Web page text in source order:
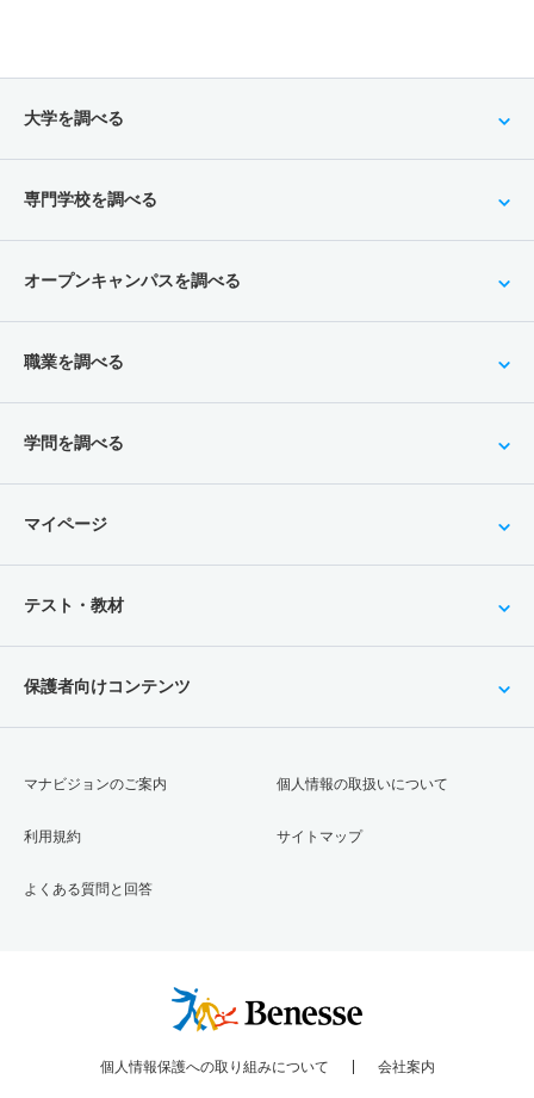
大学を調べる
専門学校を調べる
オープンキャンパスを調べる
職業を調べる
学問を調べる
マイページ
テスト・教材
保護者向けコンテンツ
マナビジョンのご案内
利用規約
よくある質問と回答
個人情報の取扱いについて
サイトマップ
個人情報保護への取り組みについて 会社案内